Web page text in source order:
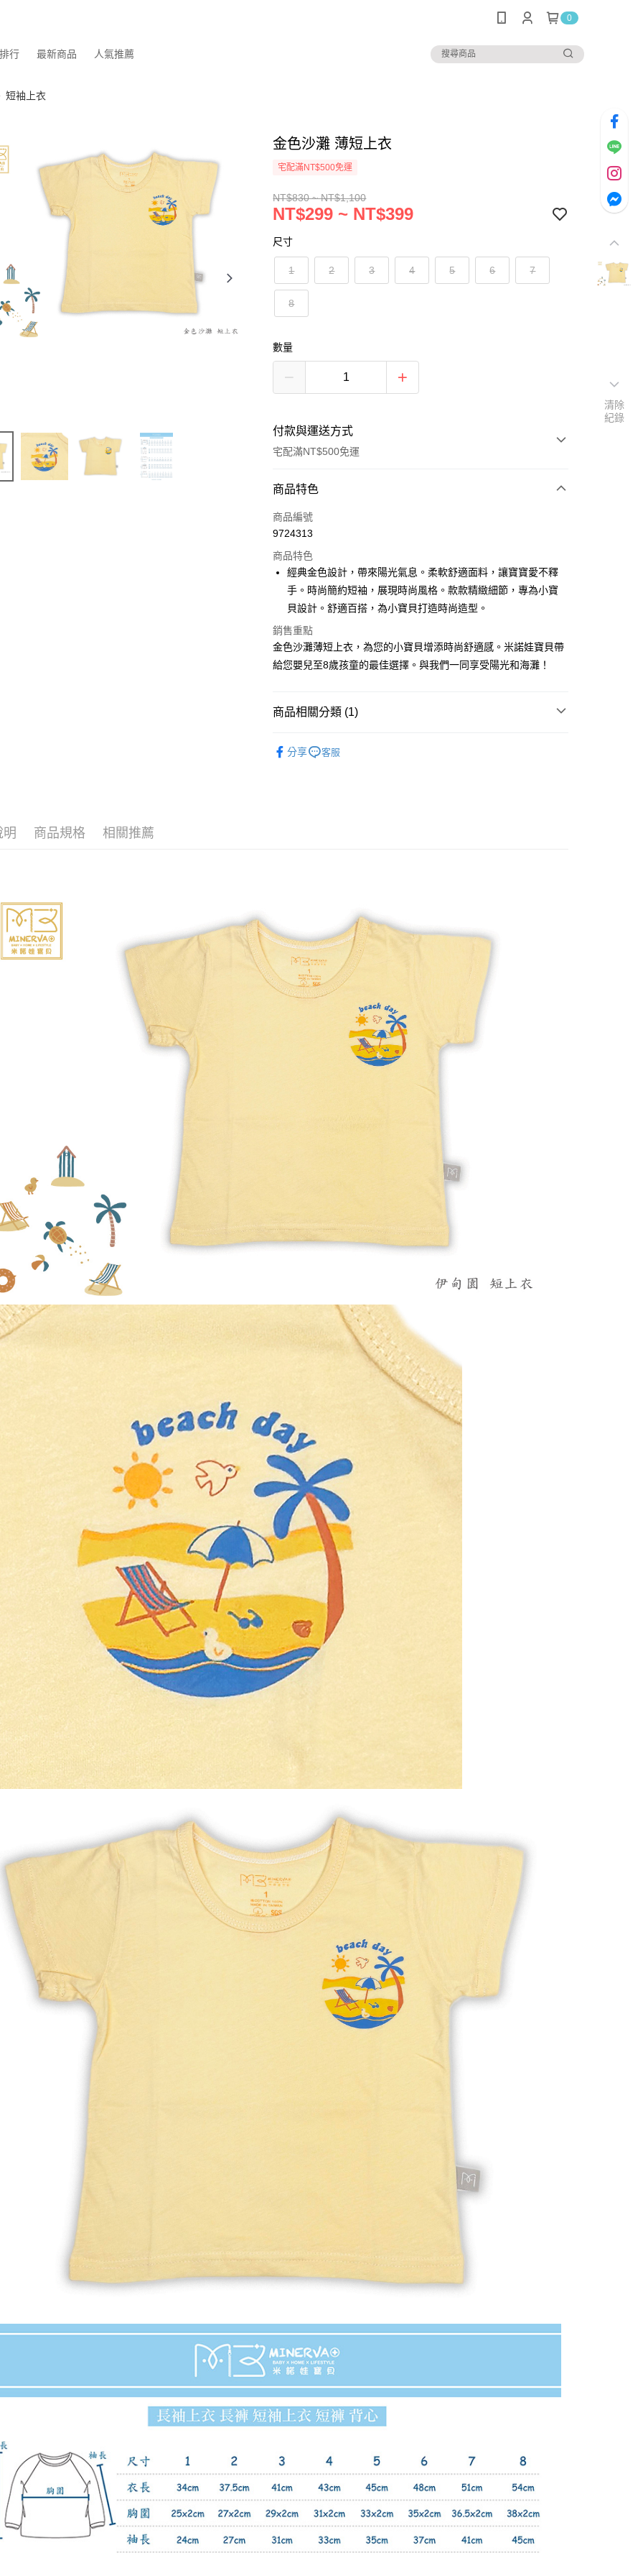
0
行 最新商品 人氣推薦
短袖上衣
金色沙灘 薄短上衣
宅配滿NT$500免運
NT$830 ~ NT$1,100
NT$299 ~ NT$399
尺寸
1 2 3 4 5 6 7
8
數量
付款與運送方式
宅配滿NT$500免運
付款方式
信用卡一次付款
Apple Pay
街口支付
ATM付款
宅配
商品特色
商品編號
9724313
商品特色
經典金色設計，帶來陽光氣息。柔軟舒適面料，讓寶寶愛不釋
手。時尚簡約短袖，展現時尚風格。款款精緻細節，專為小寶
貝設計。舒適百搭，為小寶貝打造時尚造型。
銷售重點
金色沙灘薄短上衣，為您的小寶貝增添時尚舒適感。米諾娃寶貝帶
給您嬰兒至8歲孩童的最佳選擇。與我們一同享受陽光和海灘！
商品相關分類 (1)
分享
客服
明 商品規格 相關推薦
清除
紀錄